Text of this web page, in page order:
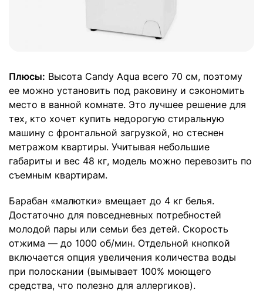
Плюсы: Высота Candy Aqua всего 70 см, поэтому
ее можно установить под раковину и сэкономить
место в ванной комнате. Это лучшее решение для
тех, кто хочет купить недорогую стиральную
машину с фронтальной загрузкой, но стеснен
метражом квартиры. Учитывая небольшие
габариты и вес 48 кг, модель можно перевозить по
съемным квартирам.
Барабан «малютки» вмещает до 4 кг белья.
Достаточно для повседневных потребностей
молодой пары или семьи без детей. Скорость
отжима — до 1000 об/мин. Отдельной кнопкой
включается опция увеличения количества воды
при полоскании (вымывает 100% моющего
средства, что полезно для аллергиков).